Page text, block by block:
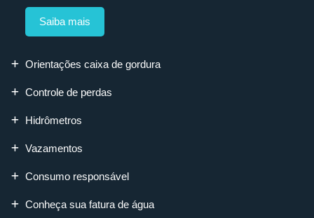
Saiba mais
Orientações caixa de gordura
Controle de perdas
Hidrômetros
Vazamentos
Consumo responsável
Conheça sua fatura de água